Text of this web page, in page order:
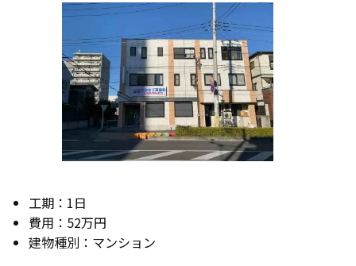
工期：1日
費用：52万円
建物種別：マンション